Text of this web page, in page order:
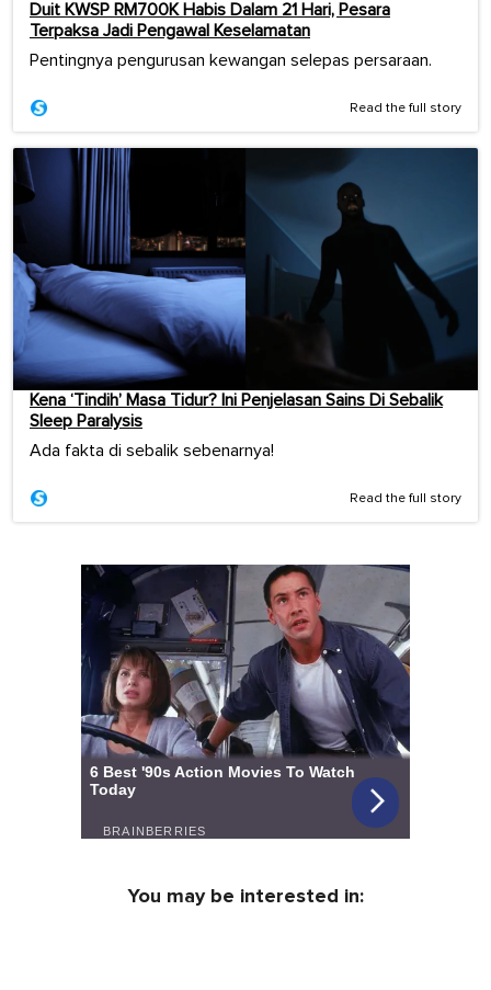
Duit KWSP RM700K Habis Dalam 21 Hari, Pesara
Terpaksa Jadi Pengawal Keselamatan
Pentingnya pengurusan kewangan selepas persaraan.
Read the full story
Kena ‘Tindih’ Masa Tidur? Ini Penjelasan Sains Di Sebalik
Sleep Paralysis
Ada fakta di sebalik sebenarnya!
Read the full story
You may be interested in: